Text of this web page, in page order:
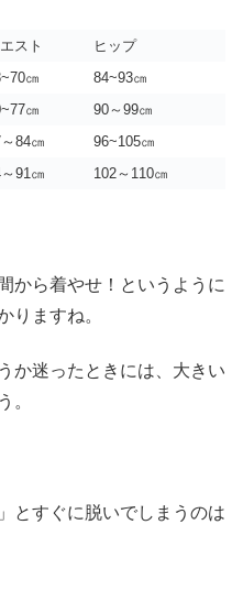
スト
ヒップ
㎝
84~93㎝
㎝
90～99㎝
84㎝
96~105㎝
91㎝ 102～110㎝
から着やせ！というように
りますね。
か迷ったときには、大きい
。
とすぐに脱いでしまうのは